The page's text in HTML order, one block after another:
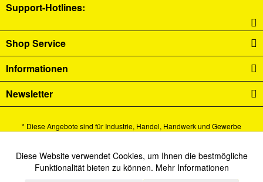
Support-Hotlines:
Shop Service
Informationen
Newsletter
* Diese Angebote sind für Industrie, Handel, Handwerk und Gewerbe
Alle Preise verstehen sich zzgl. Mehrwertsteuer undVersandkostenund ggf.
Nachnahmegebühren, wenn nicht anders beschrieben.
Funktionale Aktiv
Diese Website verwendet Cookies, um Ihnen die bestmögliche
Funktionalität bieten zu können. Mehr Informationen